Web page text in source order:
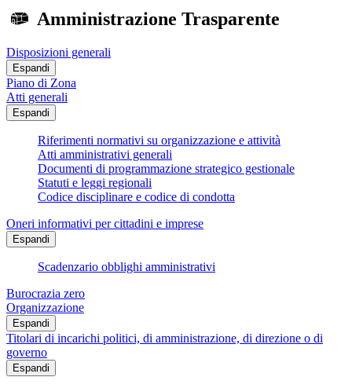
Amministrazione Trasparente
Disposizioni generali
Espandi
Piano di Zona
Atti generali
Espandi
Riferimenti normativi su organizzazione e attività
Atti amministrativi generali
Documenti di programmazione strategico gestionale
Statuti e leggi regionali
Codice disciplinare e codice di condotta
Oneri informativi per cittadini e imprese
Espandi
Scadenzario obblighi amministrativi
Burocrazia zero
Organizzazione
Espandi
Titolari di incarichi politici, di amministrazione, di direzione o di
governo
Espandi